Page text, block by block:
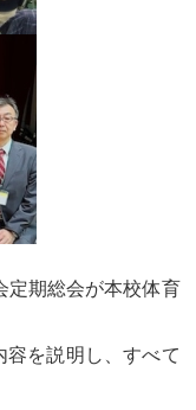
フスキルプログラム
授業
器の活用
定期総会が本校体育
を説明し、すべて